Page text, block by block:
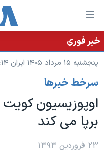
لینکهای
قابل
دسترسی
جهش
محتوای
اصلی
جهش
به
صفحه
خانه
نسخه سبک وب‌سایت
موضوع ها
ایران
آمریکا
جهان
برنامه های تلویزیونی
جدول برنامه ها
صفحه‌های ویژه
خبر فوری
پنجشنبه ۱۵ مرداد ۱۴۰۵ ایران ۰۶:۱۴
سرخط خبرها
اوپوزیسیون کویت
برپا می کند
۲۳ فروردین ۱۳۹۳